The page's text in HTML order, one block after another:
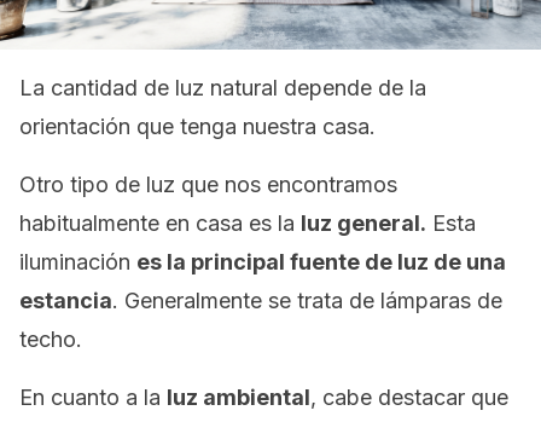
La cantidad de luz natural depende de la
orientación que tenga nuestra casa.
Otro tipo de luz que nos encontramos
habitualmente en casa es la luz general. Esta
iluminación es la principal fuente de luz de una
estancia. Generalmente se trata de lámparas de
techo.
En cuanto a la luz ambiental, cabe destacar que